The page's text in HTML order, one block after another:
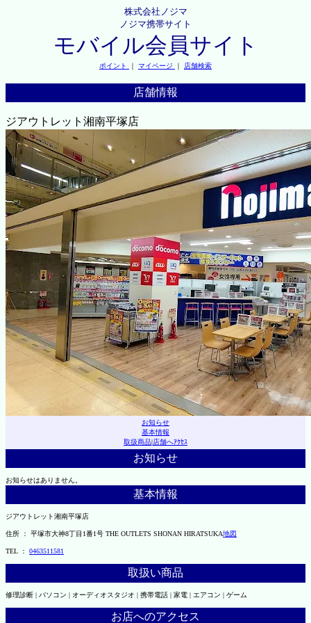
株式会社ノジマ
ノジマ携帯サイト
モバイル会員サイト
ポイント ｜ マイページ ｜ 店舗検索
店舗情報
ジアウトレット湘南平塚店
お知らせ
基本情報
取扱商品|店舗へｱｸｾｽ
お知らせ
お知らせはありません。
基本情報
ジアウトレット湘南平塚店
住所 ： 平塚市大神8丁目1番1号 THE OUTLETS SHONAN HIRATSUKA地図
TEL ： 0463511581
取扱い商品
修理診断 | パソコン | オーディオスタジオ | 携帯電話 | 家電 | エアコン | ゲーム
お店へのアクセス